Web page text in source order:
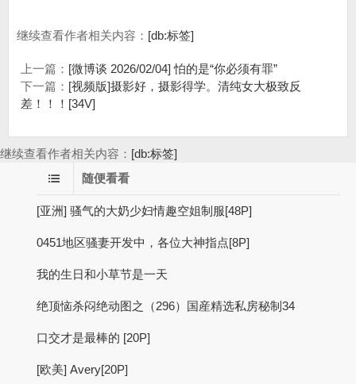
继续查看作者相关内容： [db:标签]
上一篇： [微博谈 2026/02/04] 怕的是“你必须有罪”
下一篇： [视频版]摄影好，摄影得学。清纯女大极致反
差！！！[34V]
继续查看作者相关内容： [db:标签]
随便看看
[亚洲] 骚气的大奶少妇情趣空姐制服[48P]
0451地区骚妻开发中，各位大神指点[8P]
我的生日和小草节是一天
绝顶恼杀闷绝动图之（296）国産精选私房秘制34
口交才是最棒的 [20P]
[欧美] Avery[20P]